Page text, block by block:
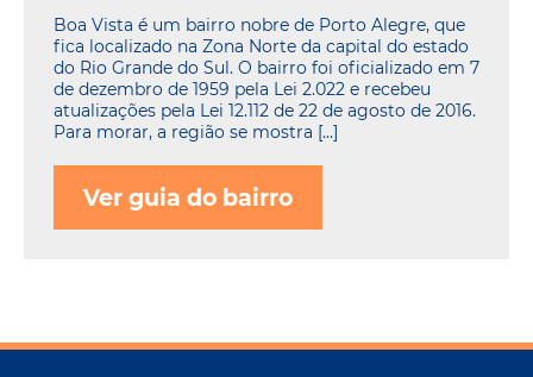
Boa Vista é um bairro nobre de Porto Alegre, que
fica localizado na Zona Norte da capital do estado
do Rio Grande do Sul. O bairro foi oficializado em 7
de dezembro de 1959 pela Lei 2.022 e recebeu
atualizações pela Lei 12.112 de 22 de agosto de 2016.
Para morar, a região se mostra […]
Ver guia do bairro